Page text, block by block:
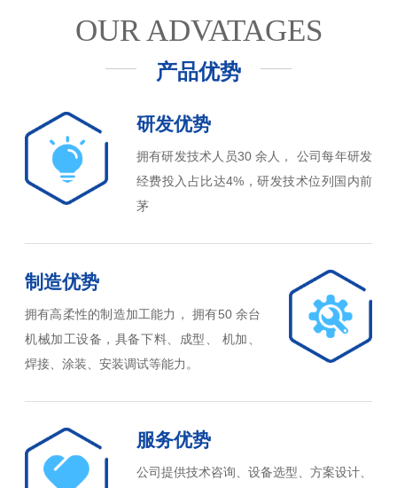
OUR ADVATAGES
产品优势
研发优势
拥有研发技术人员30 余人， 公司每年研发
经费投入占比达4%，研发技术位列国内前
茅
制造优势
拥有高柔性的制造加工能力， 拥有50 余台
机械加工设备，具备下料、成型、 机加、
焊接、涂装、安装调试等能力。
服务优势
公司提供技术咨询、设备选型、方案设计、